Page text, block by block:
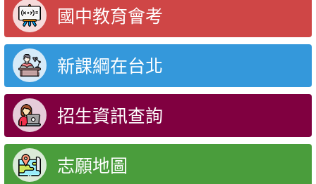
國中教育會考
新課綱在台北
招生資訊查詢
志願地圖